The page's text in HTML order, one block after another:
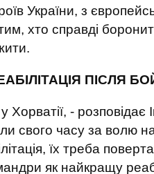
України, з
тим, хто справді
ПІСЛЯ
Хорватії, -
свого часу за волю
їх треба
як найкращу